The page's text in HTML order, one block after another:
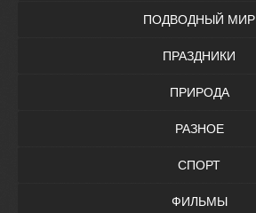
ПОДВОДНЫЙ МИР
ПРАЗДНИКИ
ПРИРОДА
РАЗНОЕ
СПОРТ
ФИЛЬМЫ